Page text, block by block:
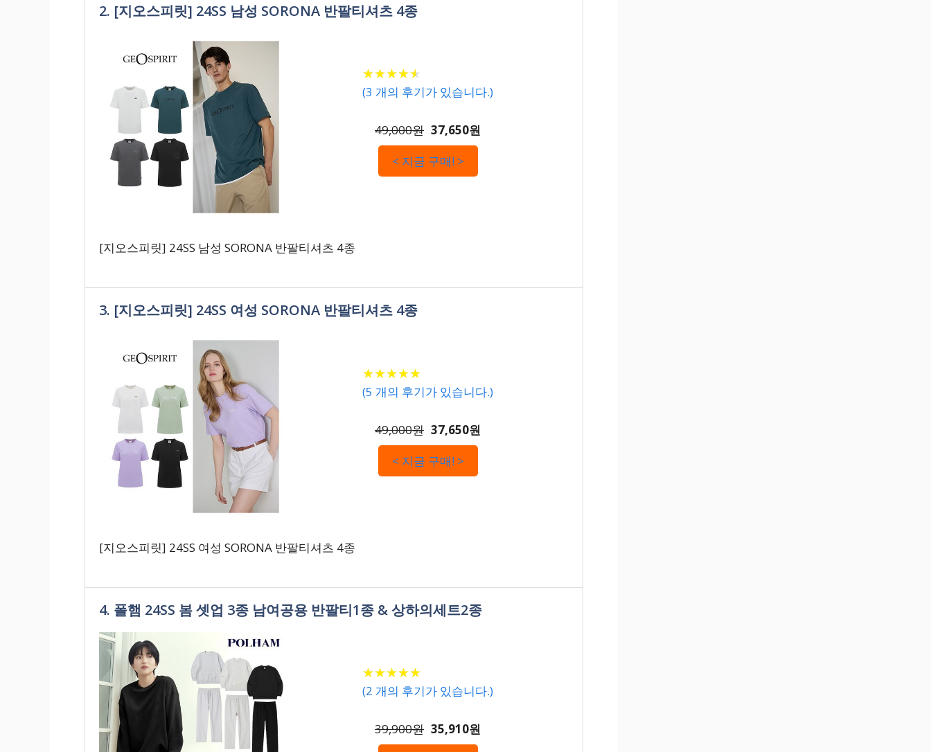
2. [지오스피릿] 24SS 남성 SORONA 반팔티셔츠 4종
★★★★★
★★★★★
(3 개의 후기가 있습니다.)
49,000원 37,650원
< 지금 구매! >
[지오스피릿] 24SS 남성 SORONA 반팔티셔츠 4종
3. [지오스피릿] 24SS 여성 SORONA 반팔티셔츠 4종
★★★★★
★★★★★
(5 개의 후기가 있습니다.)
49,000원 37,650원
< 지금 구매! >
[지오스피릿] 24SS 여성 SORONA 반팔티셔츠 4종
4. 폴햄 24SS 봄 셋업 3종 남여공용 반팔티1종 & 상하의세트2종
★★★★★
★★★★★
(2 개의 후기가 있습니다.)
39,900원 35,910원